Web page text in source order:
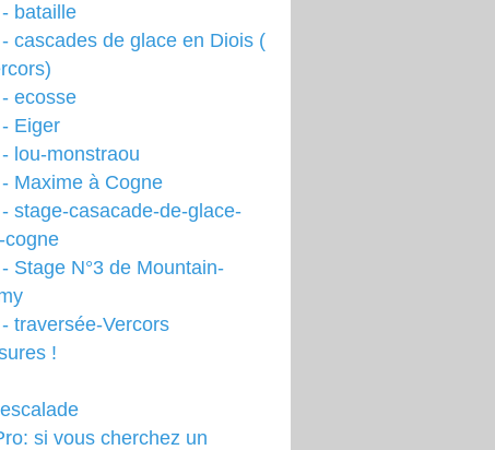
bataille
cascades de glace en Diois (
ecosse
Eiger
lou-monstraou
Maxime à Cogne
stage-casacade-de-glace-
cogne
Stage N°3 de Mountain-
traversée-Vercors
!
si vous cherchez un